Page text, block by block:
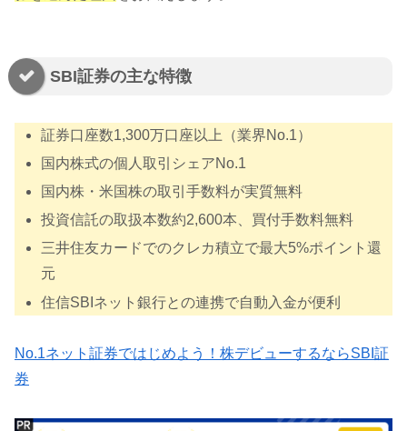
SBI証券の主な特徴
証券口座数1,300万口座以上（業界No.1）
国内株式の個人取引シェアNo.1
国内株・米国株の取引手数料が実質無料
投資信託の取扱本数約2,600本、買付手数料無料
三井住友カードでのクレカ積立で最大5%ポイント還
元
住信SBIネット銀行との連携で自動入金が便利
No.1ネット証券ではじめよう！株デビューするならSBI証
券